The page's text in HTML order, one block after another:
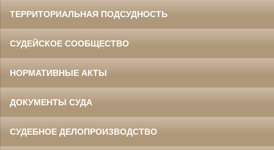
ТЕРРИТОРИАЛЬНАЯ ПОДСУДНОСТЬ
СУДЕЙСКОЕ СООБЩЕСТВО
НОРМАТИВНЫЕ АКТЫ
ДОКУМЕНТЫ СУДА
СУДЕБНОЕ ДЕЛОПРОИЗВОДСТВО